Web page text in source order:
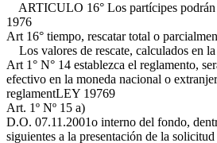
ARTICULO 16° Los partícipes podrán
1976
Art 16° tiempo, rescatar total o
Los valores de rescate, calculados en
Art 1° N° 14 establezca el reglamento,
efectivo en la moneda nacional o
reglamentLEY 19769
Art. 1º Nº 15 a)
D.O. 07.11.2001o interno del fondo,
siguientes a la presentación de la solicitud